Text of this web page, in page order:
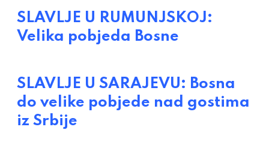
SLAVLJE U RUMUNJSKOJ:
Velika pobjeda Bosne
SLAVLJE U SARAJEVU: Bosna
do velike pobjede nad gostima
iz Srbije